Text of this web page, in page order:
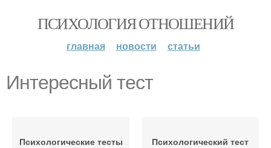
ПСИХОЛОГИЯ ОТНОШЕНИЙ
главная новости статьи
Интересный тест
Психологические тесты Психологический тест